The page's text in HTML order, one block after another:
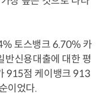
토스뱅크 6.70% 카
반신용대출에 대한 평
915점 케이뱅크 913
이었다.